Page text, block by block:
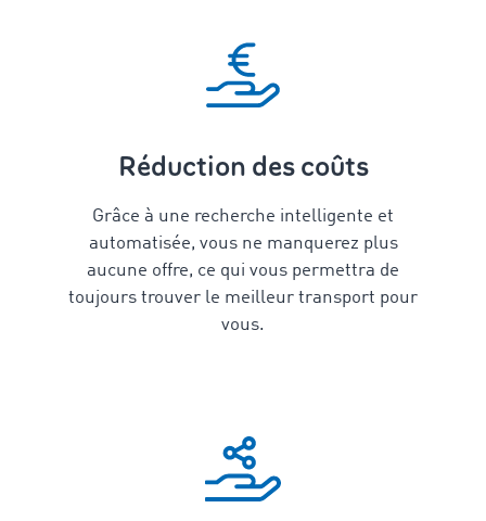
Réduction des coûts
Grâce à une recherche intelligente et
automatisée, vous ne manquerez plus
aucune offre, ce qui vous permettra de
toujours trouver le meilleur transport pour
vous.